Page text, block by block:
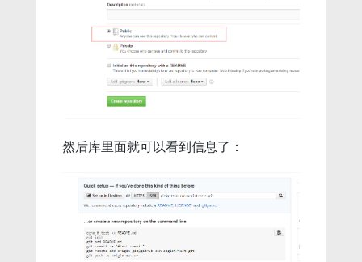
然后库里面就可以看到信息了：